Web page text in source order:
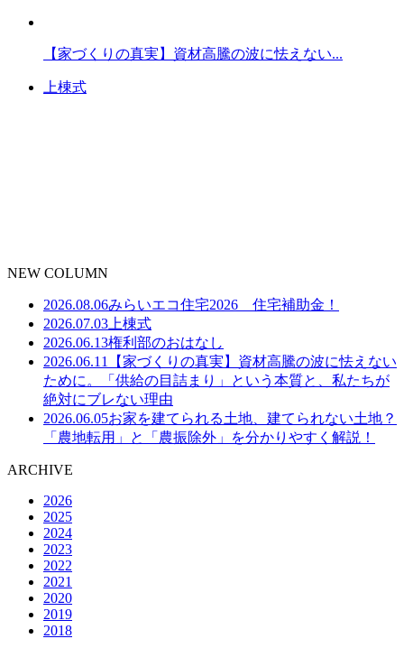
【家づくりの真実】資材高騰の波に怯えない...
上棟式
NEW COLUMN
2026.08.06みらいエコ住宅2026 住宅補助金！
2026.07.03 上棟式
2026.06.13権利部のおはなし
2026.06.11
【家づくりの真実】資材高騰の波に怯えない
ために。「供給の目詰まり」という本質と、私たちが
絶対にブレない理由
2026.06.05お家を建てられる土地、建てられない土地？
「農地転用」と「農振除外」を分かりやすく解説！
ARCHIVE
2026
2025
2024
2023
2022
2021
2020
2019
2018